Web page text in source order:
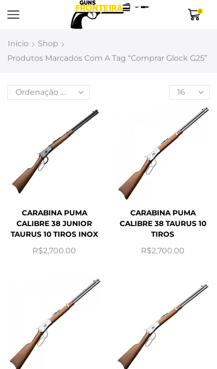
0
Início
Shop
Produtos Marcados Com A Tag “comprar Glock G25”
CARABINA PUMA
CALIBRE 38 JUNIOR
TAURUS 10 TIROS INOX
R$2,700.00
CARABINA PUMA
CALIBRE 38 TAURUS 10
TIROS
R$2,700.00